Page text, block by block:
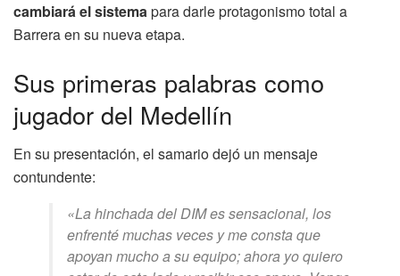
cambiará el sistemapara darle protagonismo total a
Barrera en su nueva etapa.
Sus primeras palabras como
jugador del Medellín
En su presentación, el samario dejó un mensaje
contundente:
«La hinchada del DIM es sensacional, los
enfrenté muchas veces y me consta que
apoyan mucho a su equipo; ahora yo quiero